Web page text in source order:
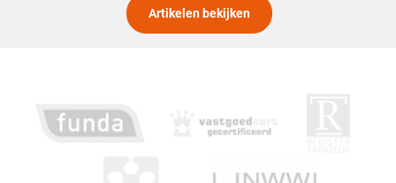
Artikelen bekijken